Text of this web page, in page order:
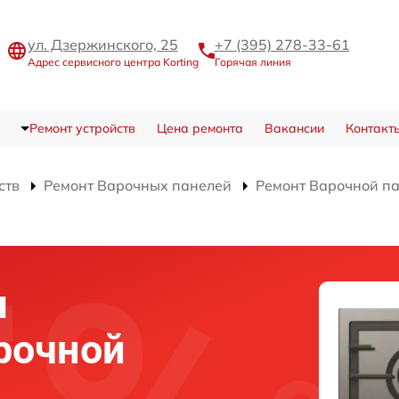
ул. Дзержинского, 25
Адрес сервисного центра Korting
+7 (395) 278-33-61
Горячая линия
Ремонт устройств Цена ремонта Вакансии
Ремонт Варочных панелей Ремонт Варочной